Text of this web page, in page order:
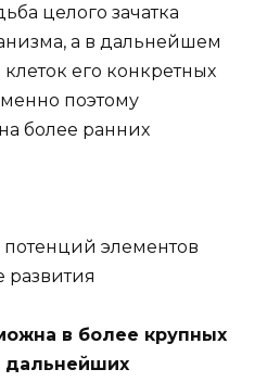
целого зачатка
а в дальнейшем
его конкретных
поэтому
более ранних
элементов
развития
в более крупных
дальнейших